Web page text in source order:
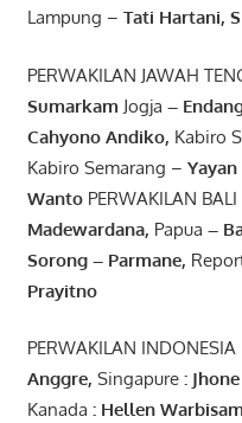
Lampung – Tati Hartani,
PERWAKILAN JAWAH
Sumarkam Jogja –
Cahyono Andiko, Kabiro
Kabiro Semarang – Yayan
WantoPERWAKILAN
Madewardana, Papua –
Sorong– Parmane,
Prayitno
PERWAKILAN INDONESIA
Anggre, Singapure: Jhone
Kanada : Hellen